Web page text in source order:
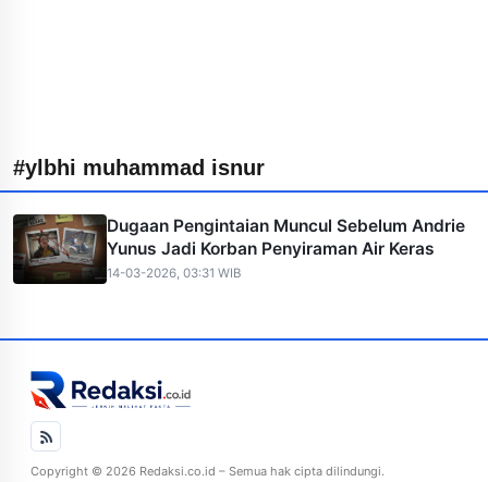
#ylbhi muhammad isnur
Dugaan Pengintaian Muncul Sebelum Andrie
Yunus Jadi Korban Penyiraman Air Keras
14-03-2026, 03:31 WIB
Copyright © 2026 Redaksi.co.id – Semua hak cipta dilindungi.